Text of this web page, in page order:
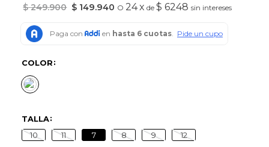
$ 249.900 $ 149.940 O 24x de$ 6248 sin intereses
COLOR
TALLA
10 11 7 8 9 12